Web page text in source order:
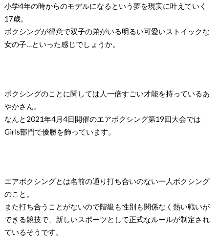
小学4年の時からのモデルになるという夢を現実に叶えていく
17歳。
ボクシングが得意で双子の弟がいる明るい可愛いストイックな
女の子…といった感じでしょうか。
ボクシングのことに関しては人一倍すごい才能を持っているあ
やかさん。
なんと2021年4月4日開催のエアボクシング第19回大会では
Girls部門で優勝を飾っています。
エアボクシングとは名前の通り打ち合いのない一人ボクシング
のこと。
また打ち合うことがないので階級も性別も関係なく熱い戦いが
できる競技で、新しいスポーツとして正式なルールが制定され
ているそうです。